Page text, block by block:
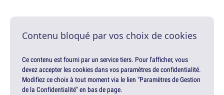
Contenu bloqué par vos choix de cookies
Ce contenu est fourni par un service tiers. Pour l'afficher, vous
devez accepter les cookies dans vos paramètres de confidentialité.
Modifiez ce choix à tout moment via le lien "Paramètres de Gestion
de la Confidentialité" en bas de page.